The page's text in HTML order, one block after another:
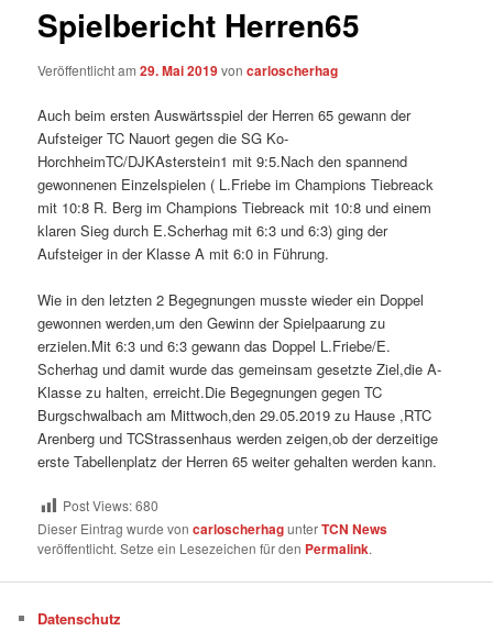
Spielbericht Herren65
Veröffentlicht am29. Mai 2019voncarloscherhag
Auch beim ersten Auswärtsspiel der Herren 65 gewann der
Aufsteiger TC Nauort gegen die SG Ko-
HorchheimTC/DJKAsterstein1 mit 9:5.Nach den spannend
gewonnenen Einzelspielen ( L.Friebe im Champions Tiebreack
mit 10:8 R. Berg im Champions Tiebreack mit 10:8 und einem
klaren Sieg durch E.Scherhag mit 6:3 und 6:3) ging der
Aufsteiger in der Klasse A mit 6:0 in Führung.
Wie in den letzten 2 Begegnungen musste wieder ein Doppel
gewonnen werden,um den Gewinn der Spielpaarung zu
erzielen.Mit 6:3 und 6:3 gewann das Doppel L.Friebe/E.
Scherhag und damit wurde das gemeinsam gesetzte Ziel,die A-
Klasse zu halten, erreicht.Die Begegnungen gegen TC
Burgschwalbach am Mittwoch,den 29.05.2019 zu Hause ,RTC
Arenberg und TCStrassenhaus werden zeigen,ob der derzeitige
erste Tabellenplatz der Herren 65 weiter gehalten werden kann.
Post Views:680
Dieser Eintrag wurde voncarloscherhagunterTCN News
veröffentlicht. Setze ein Lesezeichen für den Permalink.
Datenschutz